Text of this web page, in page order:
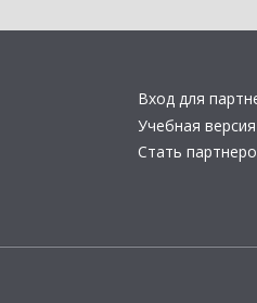
Вход для
Учебная версия
Стать